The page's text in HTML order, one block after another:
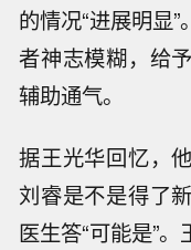
的情况“进展明显
者神志模糊，给
辅助通气。
据王光华回忆，
刘睿是不是得了
医生答“可能是”